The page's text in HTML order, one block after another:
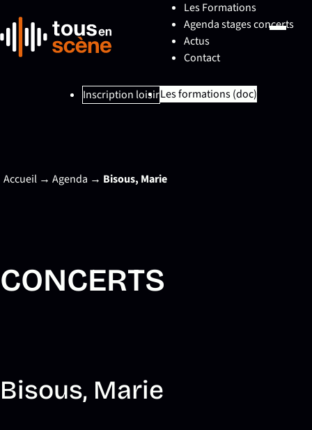
Les Formations
Agenda stages concerts
Actus
Contact
Inscription loisirLes formations (doc)
Accueil → Agenda → Bisous, Marie
CONCERTS
Bisous, Marie